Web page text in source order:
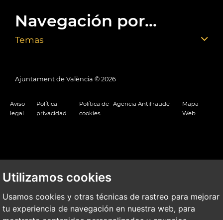
Utilizamos cookies
Usamos cookies y otras técnicas de rastreo para mejorar
tu experiencia de navegación en nuestra web, para
Navegación por...
Temas
Ajuntament de València © 2026
Aviso
legal
Política
privacidad
Política de
cookies
Agencia Antifraude
Mapa
Web